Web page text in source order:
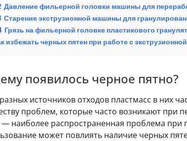
Давление фильерной головки машины для
Старение экструзионной машины для
Грязь на фильерной головке пластикового
избежать черных пятен при работе с
появилось черное пятно?
источников отходов пластмасс в них
проблем, которые часто возникают при
— наиболее распространенная проблема при
может повлиять наличие черных